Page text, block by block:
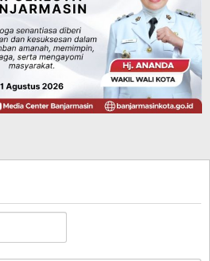
Persen IKD Masih
Turun Tangan